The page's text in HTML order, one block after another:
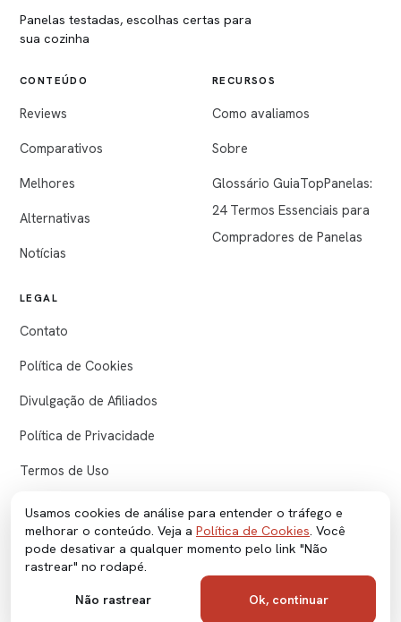
Panelas testadas, escolhas certas para
sua cozinha
CONTEÚDO
Reviews
Comparativos
Melhores
Alternativas
Notícias
RECURSOS
Como avaliamos
Sobre
Glossário GuiaTopPanelas:
24 Termos Essenciais para
Compradores de Panelas
LEGAL
Contato
Política de Cookies
Divulgação de Afiliados
Política de Privacidade
Termos de Uso
© 2026 GuiaTopPanelas. Conteúdo produzido com apoio de IA e
revisado pela redação.
Esta página pode conter links de afiliado — podemos receber
Usamos cookies de análise para entender o tráfego e
melhorar o conteúdo. Veja a Política de Cookies. Você
pode desativar a qualquer momento pelo link "Não
rastrear" no rodapé.
Não rastrear Ok, continuar